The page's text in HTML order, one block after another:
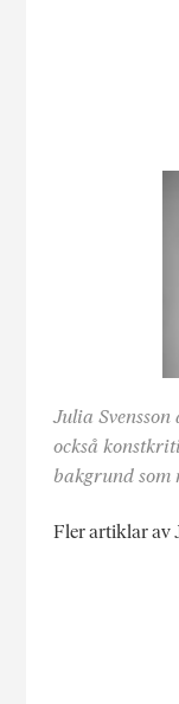
Julia
också
bakgrund som
Fler artiklar av